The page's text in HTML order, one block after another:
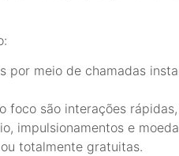
por meio de chamadas
foco são interações
impulsionamentos e
totalmente gratuitas.